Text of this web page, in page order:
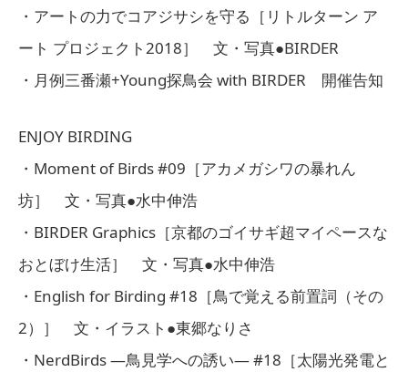
・アートの力でコアジサシを守る［リトルターン ア
ート プロジェクト2018］ 文・写真●BIRDER
・月例三番瀬+Young探鳥会 with BIRDER 開催告知
ENJOY BIRDING
・Moment of Birds #09［アカメガシワの暴れん
坊］ 文・写真●水中伸浩
・BIRDER Graphics［京都のゴイサギ超マイペースな
おとぼけ生活］ 文・写真●水中伸浩
・English for Birding #18［鳥で覚える前置詞（その
2）］ 文・イラスト●東郷なりさ
・NerdBirds ―鳥見学への誘い― #18［太陽光発電と